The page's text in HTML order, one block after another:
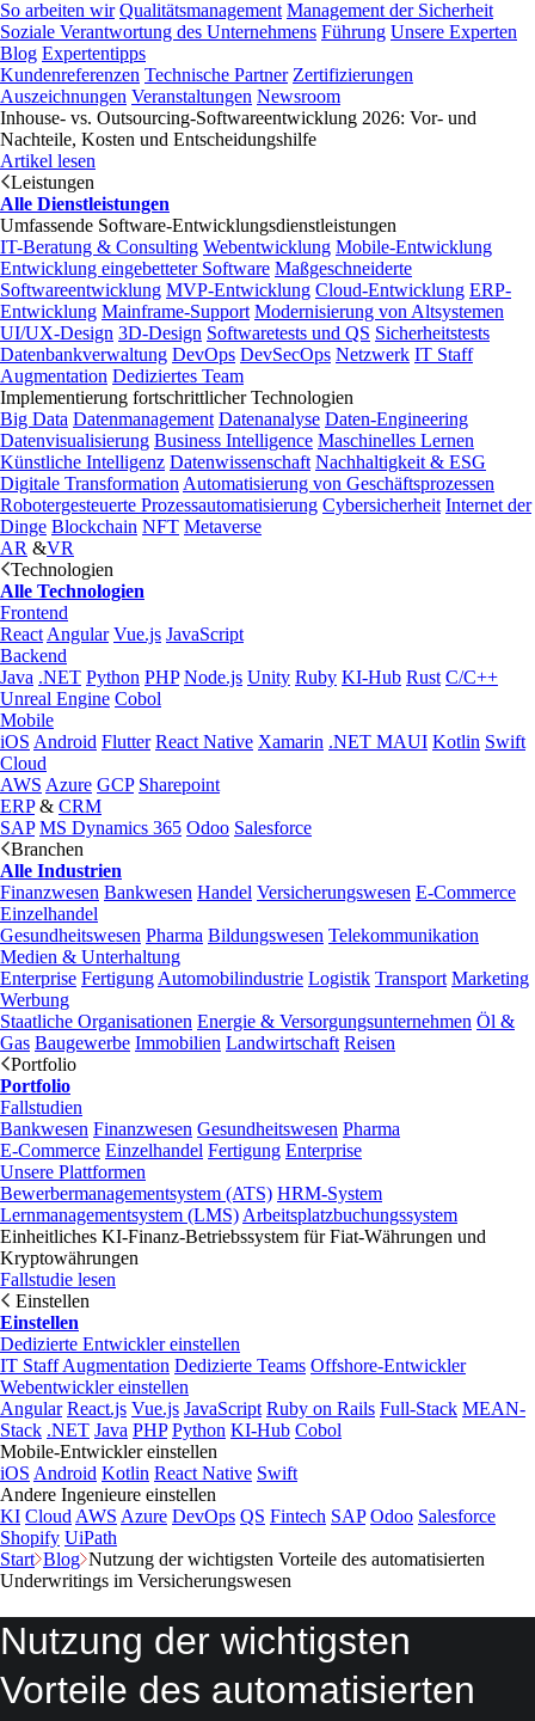
So arbeiten wir Qualitätsmanagement Management der Sicherheit
Soziale Verantwortung des Unternehmens Führung Unsere Experten
Blog Expertentipps
Kundenreferenzen Technische Partner Zertifizierungen
Auszeichnungen Veranstaltungen Newsroom
Inhouse- vs. Outsourcing-Softwareentwicklung 2026: Vor- und
Nachteile, Kosten und Entscheidungshilfe
Artikel lesen
Leistungen
Alle Dienstleistungen
Umfassende Software-Entwicklungsdienstleistungen
IT-Beratung & Consulting Webentwicklung Mobile-Entwicklung
Entwicklung eingebetteter Software Maßgeschneiderte
Softwareentwicklung MVP-Entwicklung Cloud-Entwicklung ERP-
Entwicklung Mainframe-Support Modernisierung von Altsystemen
UI/UX-Design 3D-Design Softwaretests und QS Sicherheitstests
Datenbankverwaltung DevOps DevSecOps Netzwerk IT Staff
Augmentation Dediziertes Team
Implementierung fortschrittlicher Technologien
Big Data Datenmanagement Datenanalyse Daten-Engineering
Datenvisualisierung Business Intelligence Maschinelles Lernen
Künstliche Intelligenz Datenwissenschaft Nachhaltigkeit & ESG
Digitale Transformation Automatisierung von Geschäftsprozessen
Robotergesteuerte Prozessautomatisierung Cybersicherheit Internet der
Dinge Blockchain NFT Metaverse
AR &VR
Technologien
Alle Technologien
Frontend
React Angular Vue.js JavaScript
Backend
Java .NET Python PHP Node.js Unity Ruby KI-Hub Rust C/C++
Unreal Engine Cobol
Mobile
iOS Android Flutter React Native Xamarin .NET MAUI Kotlin Swift
Cloud
AWS Azure GCP Sharepoint
ERP& CRM
SAP MS Dynamics 365 Odoo Salesforce
Branchen
Alle Industrien
Finanzwesen Bankwesen Handel Versicherungswesen E-Commerce
Einzelhandel
Gesundheitswesen Pharma Bildungswesen Telekommunikation
Medien & Unterhaltung
Enterprise Fertigung Automobilindustrie Logistik Transport Marketing
Werbung
Staatliche Organisationen Energie & Versorgungsunternehmen Öl &
Gas Baugewerbe Immobilien Landwirtschaft Reisen
Portfolio
Portfolio
Fallstudien
Bankwesen Finanzwesen Gesundheitswesen Pharma
E-Commerce Einzelhandel Fertigung Enterprise
Unsere Plattformen
Bewerbermanagementsystem (ATS) HRM-System
Lernmanagementsystem (LMS) Arbeitsplatzbuchungssystem
Einheitliches KI-Finanz-Betriebssystem für Fiat-Währungen und
Kryptowährungen
Fallstudie lesen
Einstellen
Einstellen
Dedizierte Entwickler einstellen
IT Staff Augmentation Dedizierte Teams Offshore-Entwickler
Webentwickler einstellen
Angular React.js Vue.js JavaScript Ruby on Rails Full-Stack MEAN-
Stack .NET Java PHP Python KI-Hub Cobol
Mobile-Entwickler einstellen
iOS Android Kotlin React Native Swift
Andere Ingenieure einstellen
KI Cloud AWS Azure DevOps QS Fintech SAP Odoo Salesforce
Shopify UiPath
Start Blog Nutzung der wichtigsten Vorteile des automatisierten
Underwritings im Versicherungswesen
Nutzung der wichtigsten
Vorteile des automatisierten